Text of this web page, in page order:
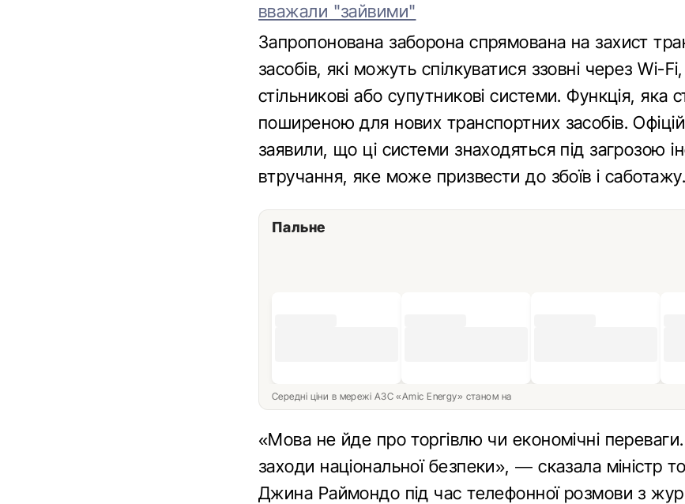
вважали "зайвими"
Запропонована заборона спрямована на захист
засобів, які можуть спілкуватися ззовні через Wi-
стільникові або супутникові системи. Функція, яка
поширеною для нових транспортних засобів.
заявили, що ці системи знаходяться під загрозою
втручання, яке може призвести до збоїв і саботажу.
Пальне
Середні ціни в мережі АЗС «Amic Energy» станом на
«Мова не йде про торгівлю чи економічні
заходи національної безпеки», — сказала міністр
Джина Раймондо під час телефонної розмови з